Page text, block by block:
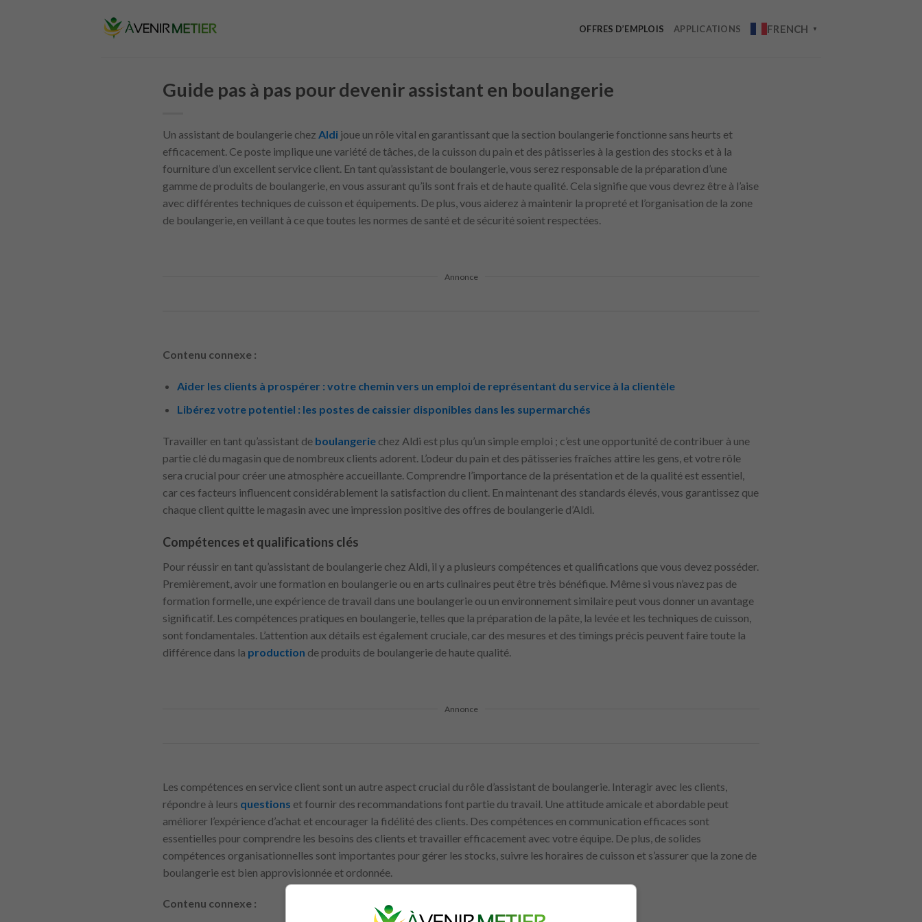
OFFRES D’EMPLOIS APPLICATIONS FRENCH ▼
Guide pas à pas pour devenir assistant en boulangerie
Un assistant de boulangerie chez Aldi joue un rôle vital en garantissant que la section boulangerie fonctionne sans heurts et
efficacement. Ce poste implique une variété de tâches, de la cuisson du pain et des pâtisseries à la gestion des stocks et à la
fourniture d’un excellent service client. En tant qu’assistant de boulangerie, vous serez responsable de la préparation d’une
gamme de produits de boulangerie, en vous assurant qu’ils sont frais et de haute qualité. Cela signifie que vous devrez être à l’aise
avec différentes techniques de cuisson et équipements. De plus, vous aiderez à maintenir la propreté et l’organisation de la zone
de boulangerie, en veillant à ce que toutes les normes de santé et de sécurité soient respectées.
Annonce
Contenu connexe :
Aider les clients à prospérer : votre chemin vers un emploi de représentant du service à la clientèle
Libérez votre potentiel : les postes de caissier disponibles dans les supermarchés
Travailler en tant qu’assistant de boulangerie chez Aldi est plus qu’un simple emploi ; c’est une opportunité de contribuer à une
partie clé du magasin que de nombreux clients adorent. L’odeur du pain et des pâtisseries fraîches attire les gens, et votre rôle
sera crucial pour créer une atmosphère accueillante. Comprendre l’importance de la présentation et de la qualité est essentiel,
car ces facteurs influencent considérablement la satisfaction du client. En maintenant des standards élevés, vous garantissez que
chaque client quitte le magasin avec une impression positive des offres de boulangerie d’Aldi.
Compétences et qualifications clés
Pour réussir en tant qu’assistant de boulangerie chez Aldi, il y a plusieurs compétences et qualifications que vous devez posséder.
Premièrement, avoir une formation en boulangerie ou en arts culinaires peut être très bénéfique. Même si vous n’avez pas de
formation formelle, une expérience de travail dans une boulangerie ou un environnement similaire peut vous donner un avantage
significatif. Les compétences pratiques en boulangerie, telles que la préparation de la pâte, la levée et les techniques de cuisson,
sont fondamentales. L’attention aux détails est également cruciale, car des mesures et des timings précis peuvent faire toute la
différence dans la production de produits de boulangerie de haute qualité.
Annonce
Les compétences en service client sont un autre aspect crucial du rôle d’assistant de boulangerie. Interagir avec les clients,
répondre à leurs questions et fournir des recommandations font partie du travail. Une attitude amicale et abordable peut
améliorer l’expérience d’achat et encourager la fidélité des clients. Des compétences en communication efficaces sont
essentielles pour comprendre les besoins des clients et travailler efficacement avec votre équipe. De plus, de solides
compétences organisationnelles sont importantes pour gérer les stocks, suivre les horaires de cuisson et s’assurer que la zone de
boulangerie est bien approvisionnée et ordonnée.
Contenu connexe :